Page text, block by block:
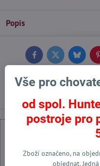
Popis
FacebookTwitterBluesky
Předchozí produkt
Vše pro
od spol.
postroje pro
Zboží označeno, na
objednat.